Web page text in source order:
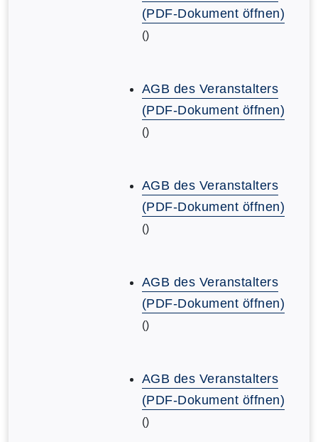
(PDF-Dokument öffnen)
()
AGB des Veranstalters
(PDF-Dokument öffnen)
()
AGB des Veranstalters
(PDF-Dokument öffnen)
()
AGB des Veranstalters
(PDF-Dokument öffnen)
()
AGB des Veranstalters
(PDF-Dokument öffnen)
()